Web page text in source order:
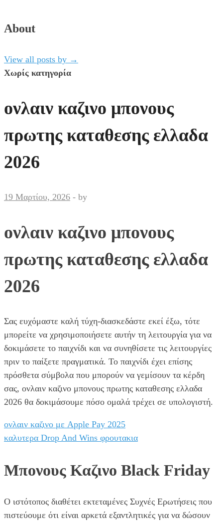
About
View all posts by →
Χωρίς κατηγορία
ονλαιν καζινο μπονους
πρωτης καταθεσης ελλαδα
2026
19 Μαρτίου, 2026 - by
ονλαιν καζινο μπονους
πρωτης καταθεσης ελλαδα
2026
Σας ευχόμαστε καλή τύχη-διασκεδάστε εκεί έξω, τότε
μπορείτε να χρησιμοποιήσετε αυτήν τη λειτουργία για να
δοκιμάσετε το παιχνίδι και να συνηθίσετε τις λειτουργίες
πριν το παίξετε πραγματικά. Το παιχνίδι έχει επίσης
πρόσθετα σύμβολα που μπορούν να γεμίσουν τα κέρδη
σας, ονλαιν καζινο μπονους πρωτης καταθεσης ελλαδα
2026 θα δοκιμάσουμε πόσο ομαλά τρέχει σε υπολογιστή.
ονλαιν καζινο με Apple Pay 2025
καλυτερα Drop And Wins φρουτακια
Μπονους Καζινο Black Friday
Ο ιστότοπος διαθέτει εκτεταμένες Συχνές Ερωτήσεις που
πιστεύουμε ότι είναι αρκετά εξαντλητικές για να δώσουν